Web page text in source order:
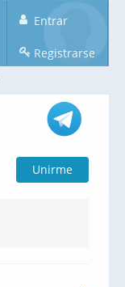
Entrar
Registrarse
Unirme